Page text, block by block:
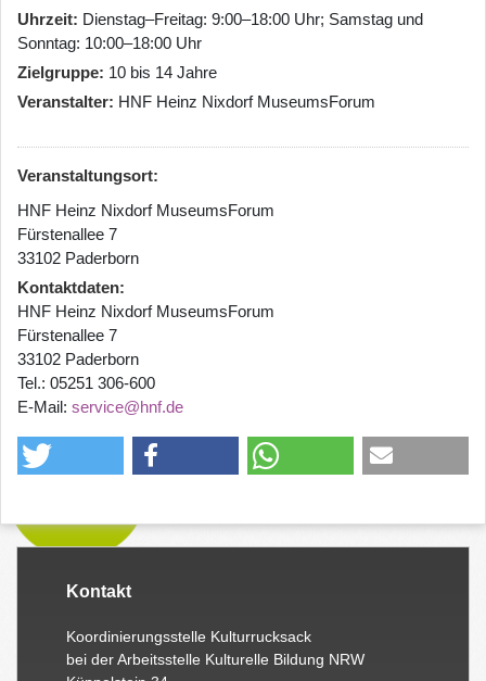
Uhrzeit Dienstag–Freitag: 9:00–18:00 Uhr; Samstag und
Sonntag: 10:00–18:00 Uhr
Zielgruppe 10 bis 14 Jahre
Veranstalter HNF Heinz Nixdorf MuseumsForum
Veranstaltungsort:
HNF Heinz Nixdorf MuseumsForum
Fürstenallee 7
33102 Paderborn
Kontaktdaten
HNF Heinz Nixdorf MuseumsForum
Fürstenallee 7
33102 Paderborn
Tel.: 05251 306-600
E-Mail: service@hnf.de
Kontakt
Koordinierungsstelle Kulturrucksack
bei der Arbeitsstelle Kulturelle Bildung NRW